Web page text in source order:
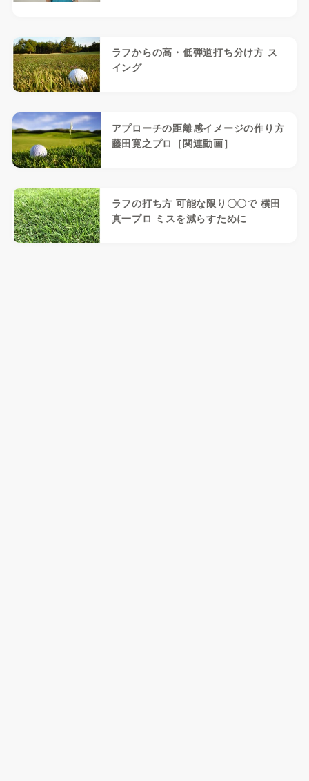
ラフからの高・低弾道打ち分け方 ス
イング
アプローチの距離感イメージの作り方
藤田寛之プロ［関連動画］
ラフの打ち方 可能な限り〇〇で 横田
真一プロ ミスを減らすために